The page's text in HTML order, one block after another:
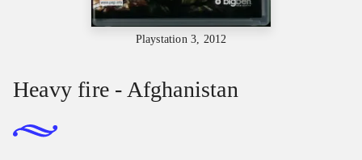
Playstation 3, 2012
Heavy fire - Afghanistan